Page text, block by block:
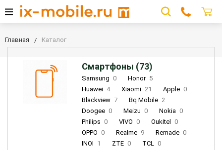
Главная Каталог
Смартфоны (73)
Samsung 0 Honor 5
Huawei 4 Xiaomi 21 Apple 0
Blackview 7 Bq Mobile 2
Doogee 0 Meizu 0 Nokia 0
Philips 0 VIVO 0 Oukitel
0
OPPO 0 Realme 9 Remade 0
INOI 1 ZTE 0 TCL 0